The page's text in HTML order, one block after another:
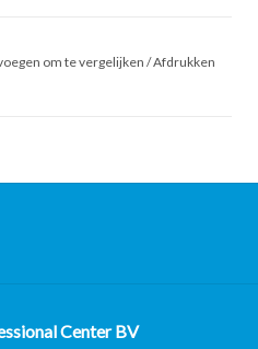
om te vergelijken /Afdrukken
Center BV